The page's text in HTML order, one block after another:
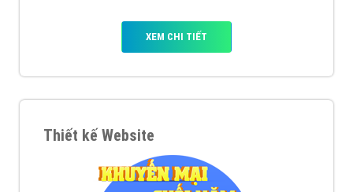
XEM CHI TIẾT
Thiết kế Website